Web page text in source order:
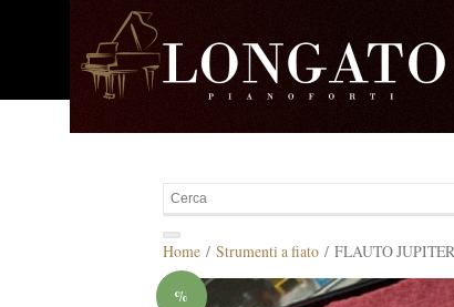
Home / Strumenti a fiato / FLAUTO
%